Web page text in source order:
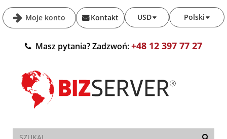
Moje konto Polski
USD
Kontakt
Masz pytania? Zadzwoń:+48 12 397 77 27